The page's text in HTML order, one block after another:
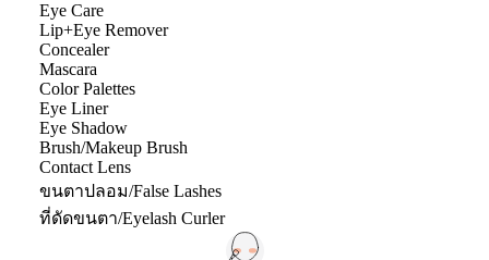
Eye Care
Lip+Eye Remover
Concealer
Mascara
Color Palettes
Eye Liner
Eye Shadow
Brush/Makeup Brush
Contact Lens
ขนตาปลอม/False Lashes
ที่ดัดขนตา/Eyelash Curler